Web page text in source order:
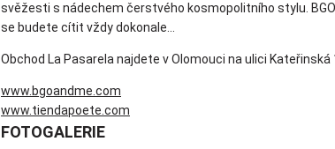
svěžesti s nádechem čerstvého kosmopolitního stylu.
se budete cítit vždy dokonale...
Obchod La Pasarela najdete v Olomouci na ulici Kateřinská
www.bgoandme.com
www.tiendapoete.com
FOTOGALERIE